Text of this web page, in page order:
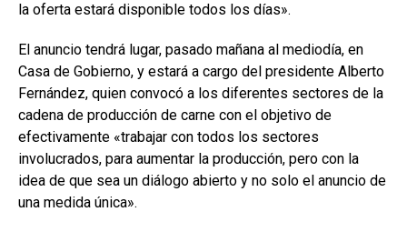
la oferta estará disponible todos los días».
El anuncio tendrá lugar, pasado mañana al mediodía, en
Casa de Gobierno, y estará a cargo del presidente Alberto
Fernández, quien convocó a los diferentes sectores de la
cadena de producción de carne con el objetivo de
efectivamente «trabajar con todos los sectores
involucrados, para aumentar la producción, pero con la
idea de que sea un diálogo abierto y no solo el anuncio de
una medida única».